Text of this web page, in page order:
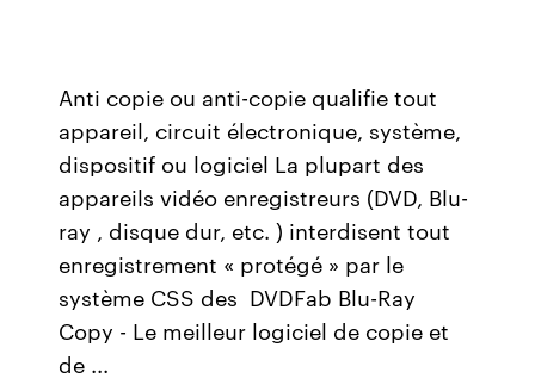
Anti copie ou anti-copie qualifie tout
appareil, circuit électronique, système,
dispositif ou logiciel La plupart des
appareils vidéo enregistreurs (DVD, Blu-
ray , disque dur, etc. ) interdisent tout
enregistrement « protégé » par le
système CSS des DVDFab Blu-Ray
Copy - Le meilleur logiciel de copie et
de ...